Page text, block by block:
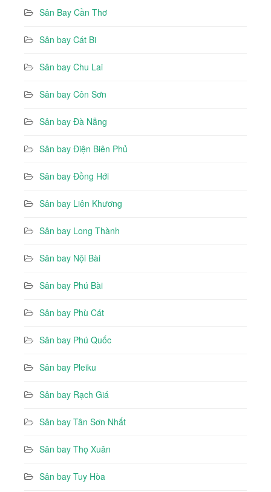
Sân Bay Cần Thơ
Sân bay Cát Bi
Sân bay Chu Lai
Sân bay Côn Sơn
Sân bay Đà Nẵng
Sân bay Điện Biên Phủ
Sân bay Đồng Hới
Sân bay Liên Khương
Sân bay Long Thành
Sân bay Nội Bài
Sân bay Phú Bài
Sân bay Phù Cát
Sân bay Phú Quốc
Sân bay Pleiku
Sân bay Rạch Giá
Sân bay Tân Sơn Nhất
Sân bay Thọ Xuân
Sân bay Tuy Hòa